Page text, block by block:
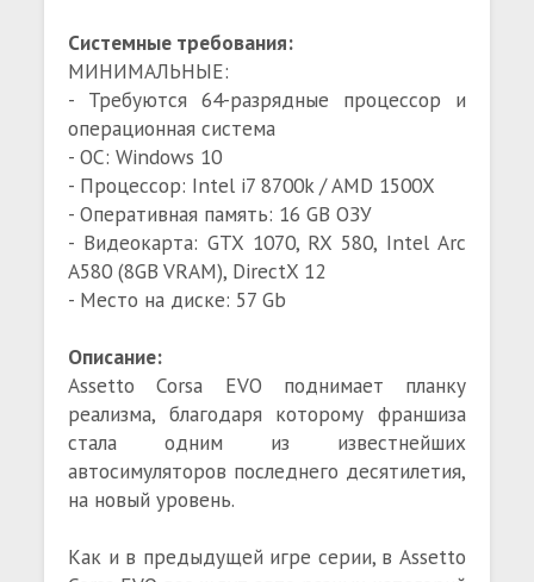
Системные требования:
МИНИМАЛЬНЫЕ:
- Требуются 64-разрядные процессор и
операционная система
- ОС: Windows 10
- Процессор: Intel i7 8700k / AMD 1500X
- Оперативная память: 16 GB ОЗУ
- Видеокарта: GTX 1070, RX 580, Intel Arc
A580 (8GB VRAM), DirectX 12
- Место на диске: 57 Gb
Описание:
Assetto Corsa EVO поднимает планку
реализма, благодаря которому франшиза
стала одним из известнейших
автосимуляторов последнего десятилетия,
на новый уровень.
Как и в предыдущей игре серии, в Assetto